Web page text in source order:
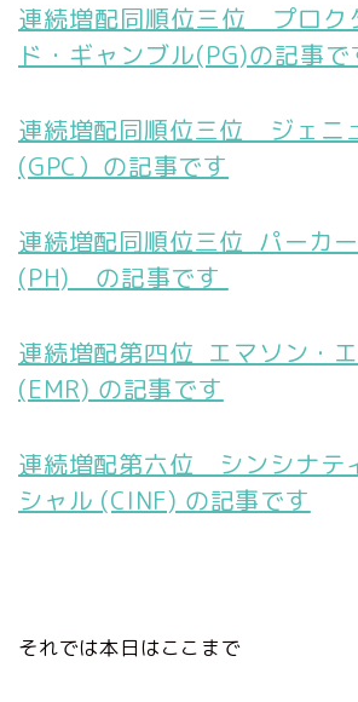
連続増配同順位三位 プロク
ド・ギャンブル(PG)の記事で
連続増配同順位三位 ジェニ
(GPC）の記事です
連続増配同順位三位 パーカ
(PH) の記事です
連続増配第四位 エマソン・
(EMR) の記事です
連続増配第六位 シンシナテ
シャル (CINF) の記事です
それでは本日はここまで